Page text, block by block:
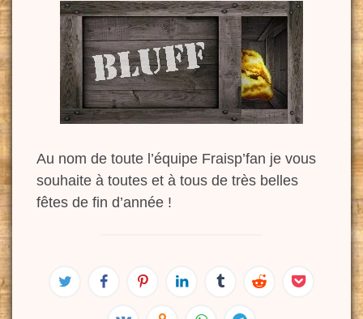
Au nom de toute l’équipe Fraisp’fan je vous
souhaite à toutes et à tous de très belles
fêtes de fin d’année !